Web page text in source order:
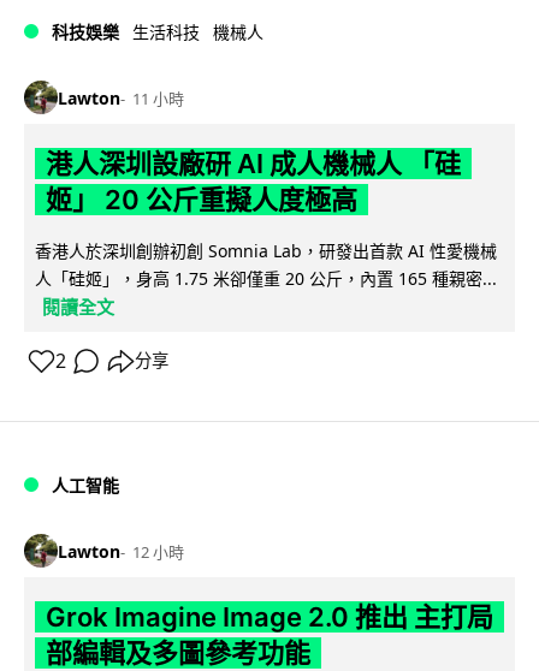
科技娛樂 生活科技 機械人
Lawton 11 小時
港人深圳設廠研 AI 成人機械人 「硅
姬」 20 公斤重擬人度極高
香港人於深圳創辦初創 Somnia Lab，研發出首款 AI 性愛機械
人「硅姬」，身高 1.75 米卻僅重 20 公斤，內置 165 種親密...
閱讀全文
2 分享
人工智能
Lawton 12 小時
Grok Imagine Image 2.0 推出 主打局
部編輯及多圖參考功能